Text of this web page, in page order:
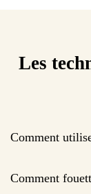
Les
Comment
Comment